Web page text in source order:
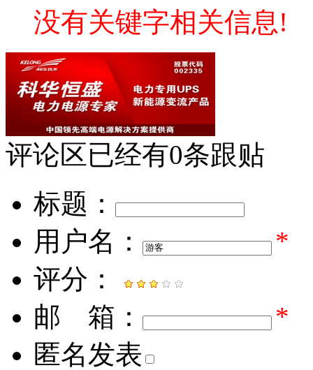
没有关键字相关信息!
评论区已经有0条跟贴
标题：
用户名：
*
评分：
邮 箱：
*
匿名发表